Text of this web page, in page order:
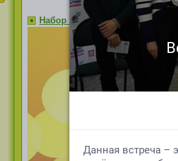
Набор в студию